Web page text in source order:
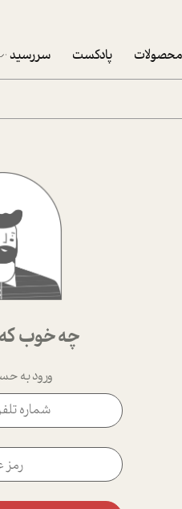
محصولات پادکست سررسید
پکيج
تقویم
تقویم
چه خوب
ورود به